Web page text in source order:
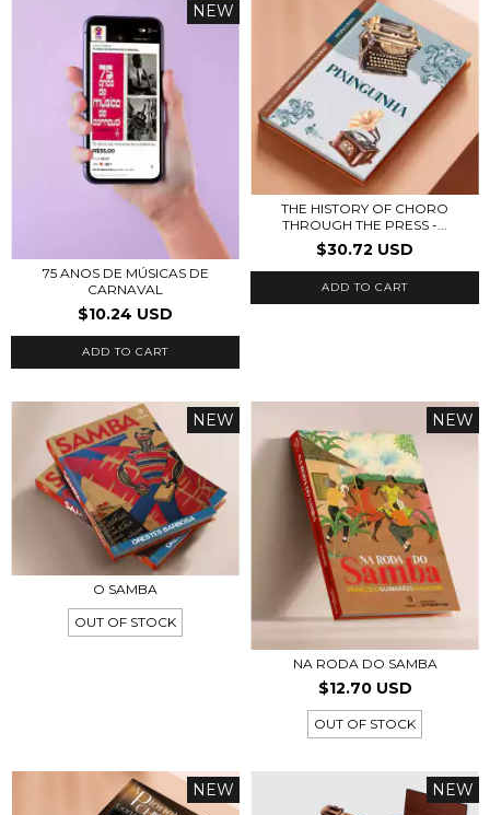
NEW
75 ANOS DE MÚSICAS DE
CARNAVAL
$10.24 USD
ADD TO CART
THE HISTORY OF CHORO
THROUGH THE PRESS -...
$30.72 USD
ADD TO CART
NEW
O SAMBA
OUT OF STOCK
NEW
NA RODA DO SAMBA
$12.70 USD
OUT OF STOCK
NEW NEW